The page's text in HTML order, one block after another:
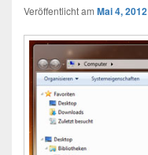
Veröffentlicht am Mai 4, 2012